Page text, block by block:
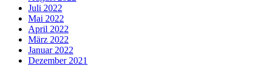
Juli 2022
Mai 2022
April 2022
März 2022
Januar 2022
Dezember 2021